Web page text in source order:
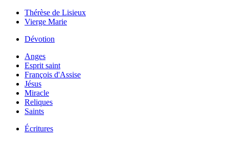
Thérèse de Lisieux
Vierge Marie
Dévotion
Anges
Esprit saint
François d'Assise
Jésus
Miracle
Reliques
Saints
Écritures